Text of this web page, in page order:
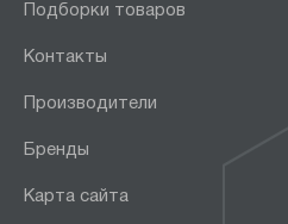
Подборки товаров
Контакты
Производители
Бренды
Карта сайта